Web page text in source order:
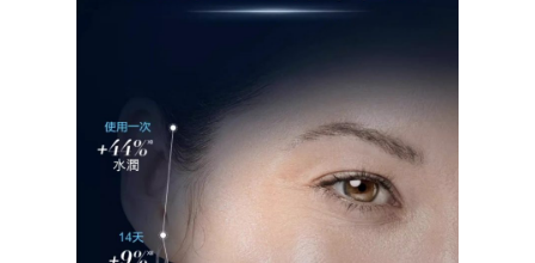
產品分類
Best Sellers 明星產
Cleansers 潔面
Exclusive Sets 限定
Eye Cares 眼部護理
產品系列
Firmarine 水漾藍藻
Hydra-Therapy 水療
Phormula 3-10 高效
肌膚問題
Dryness 保濕鎖水
Fine Lines &
品牌故事
美肌分享
達人分享
活動花絮
傳媒推薦
聯絡我們